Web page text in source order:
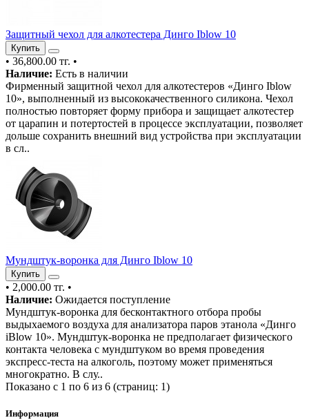
Защитный чехол для алкотестера Динго Iblow 10
Купить
• 36,800.00 тг. •
Наличие: Есть в наличии
Фирменный защитной чехол для алкотестеров «Динго Iblow
10», выполненный из высококачественного силикона. Чехол
полностью повторяет форму прибора и защищает алкотестер
от царапин и потертостей в процессе эксплуатации, позволяет
дольше сохранить внешний вид устройства при эксплуатации
в сл..
Мундштук-воронка для Динго Iblow 10
Купить
• 2,000.00 тг. •
Наличие: Ожидается поступление
Мундштук-воронка для бесконтактного отбора пробы
выдыхаемого воздуха для анализатора паров этанола «Динго
iBlow 10». Мундштук-воронка не предполагает физического
контакта человека с мундштуком во время проведения
экспресс-теста на алкоголь, поэтому может применяться
многократно. В слу..
Показано с 1 по 6 из 6 (страниц: 1)
Информация